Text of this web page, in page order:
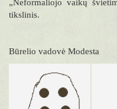
„Neformaliojo vaikų
tikslinis.
Būrelio vadovė Modesta